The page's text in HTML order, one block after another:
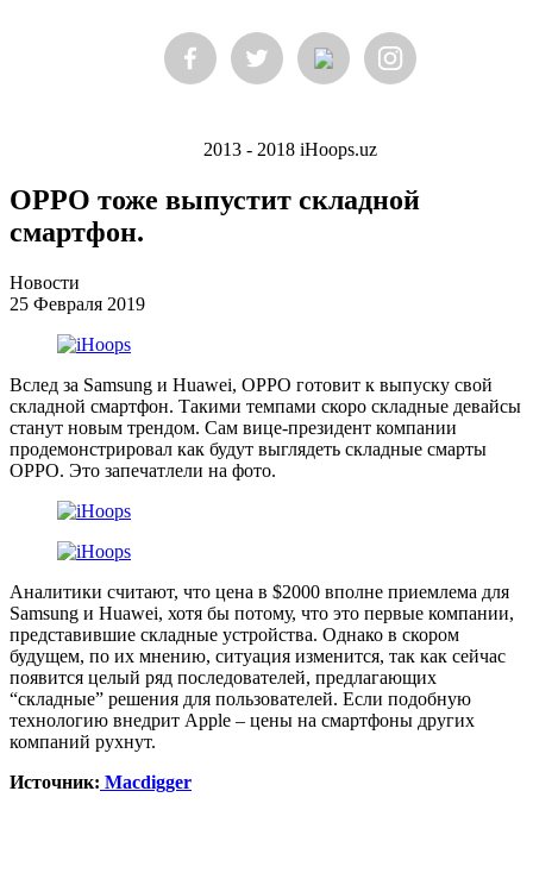
2013 - 2018 iHoops.uz
OPPO тоже выпустит складной
смартфон.
Новости
25 Февраля 2019
Вслед за Samsung и Huawei, OPPO готовит к выпуску свой
складной смартфон. Такими темпами скоро складные девайсы
станут новым трендом. Сам вице-президент компании
продемонстрировал как будут выглядеть складные смарты
OPPO. Это запечатлели на фото.
Аналитики считают, что цена в $2000 вполне приемлема для
Samsung и Huawei, хотя бы потому, что это первые компании,
представившие складные устройства. Однако в скором
будущем, по их мнению, ситуация изменится, так как сейчас
появится целый ряд последователей, предлагающих
“складные” решения для пользователей. Если подобную
технологию внедрит Apple – цены на смартфоны других
компаний рухнут.
Источник: Macdigger